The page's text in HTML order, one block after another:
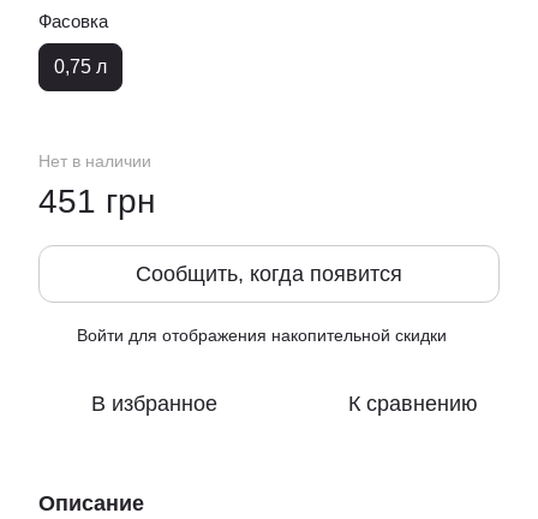
Фасовка
0,75 л
Нет в наличии
451 грн
Сообщить, когда появится
Войти для отображения накопительной скидки
В избранное К сравнению
Описание